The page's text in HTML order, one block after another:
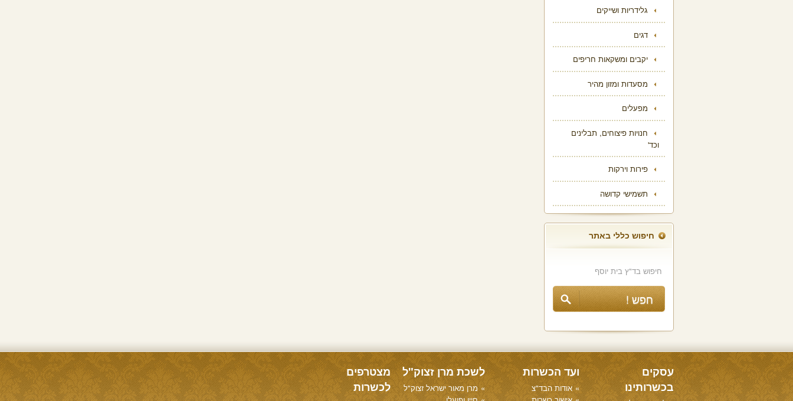
גלידריות ושייקים
דגים
יקבים ומשקאות חריפים
מסעדות ומזון מהיר
מפעלים
חנויות פיצוחים, תבלינים
וכד'
פירות וירקות
תשמישי קדושה
חיפוש כללי באתר
עסקים
בכשרותינו
ועד הכשרות
אודות הבד"צ
לשכת מרן זצוק"ל
מרן מאור ישראל זצוק"ל
מצטרפים
לכשרות